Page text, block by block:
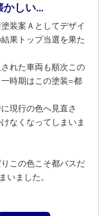
かしい…
装案Ａとしてデザイ
果トップ当選を果た
れた車両も順次この
時期はこの塗装=都
現行の色へ見直さ
なくなってしまいま
この色こそ都バスだ
いました。